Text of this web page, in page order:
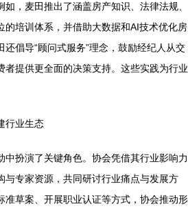
，麦田推出了涵盖房产知识、法律法规、
的培训体系，并借助大数据和AI技术优化房
倡导“顾问式服务”理念，鼓励经纪人从交
者提供更全面的决策支持。这些实践为行业
行业生态
中扮演了关键角色。协会凭借其行业影响力
与专家资源，共同研讨行业痛点与发展方
准草案、开展职业认证等方式，协会推动形